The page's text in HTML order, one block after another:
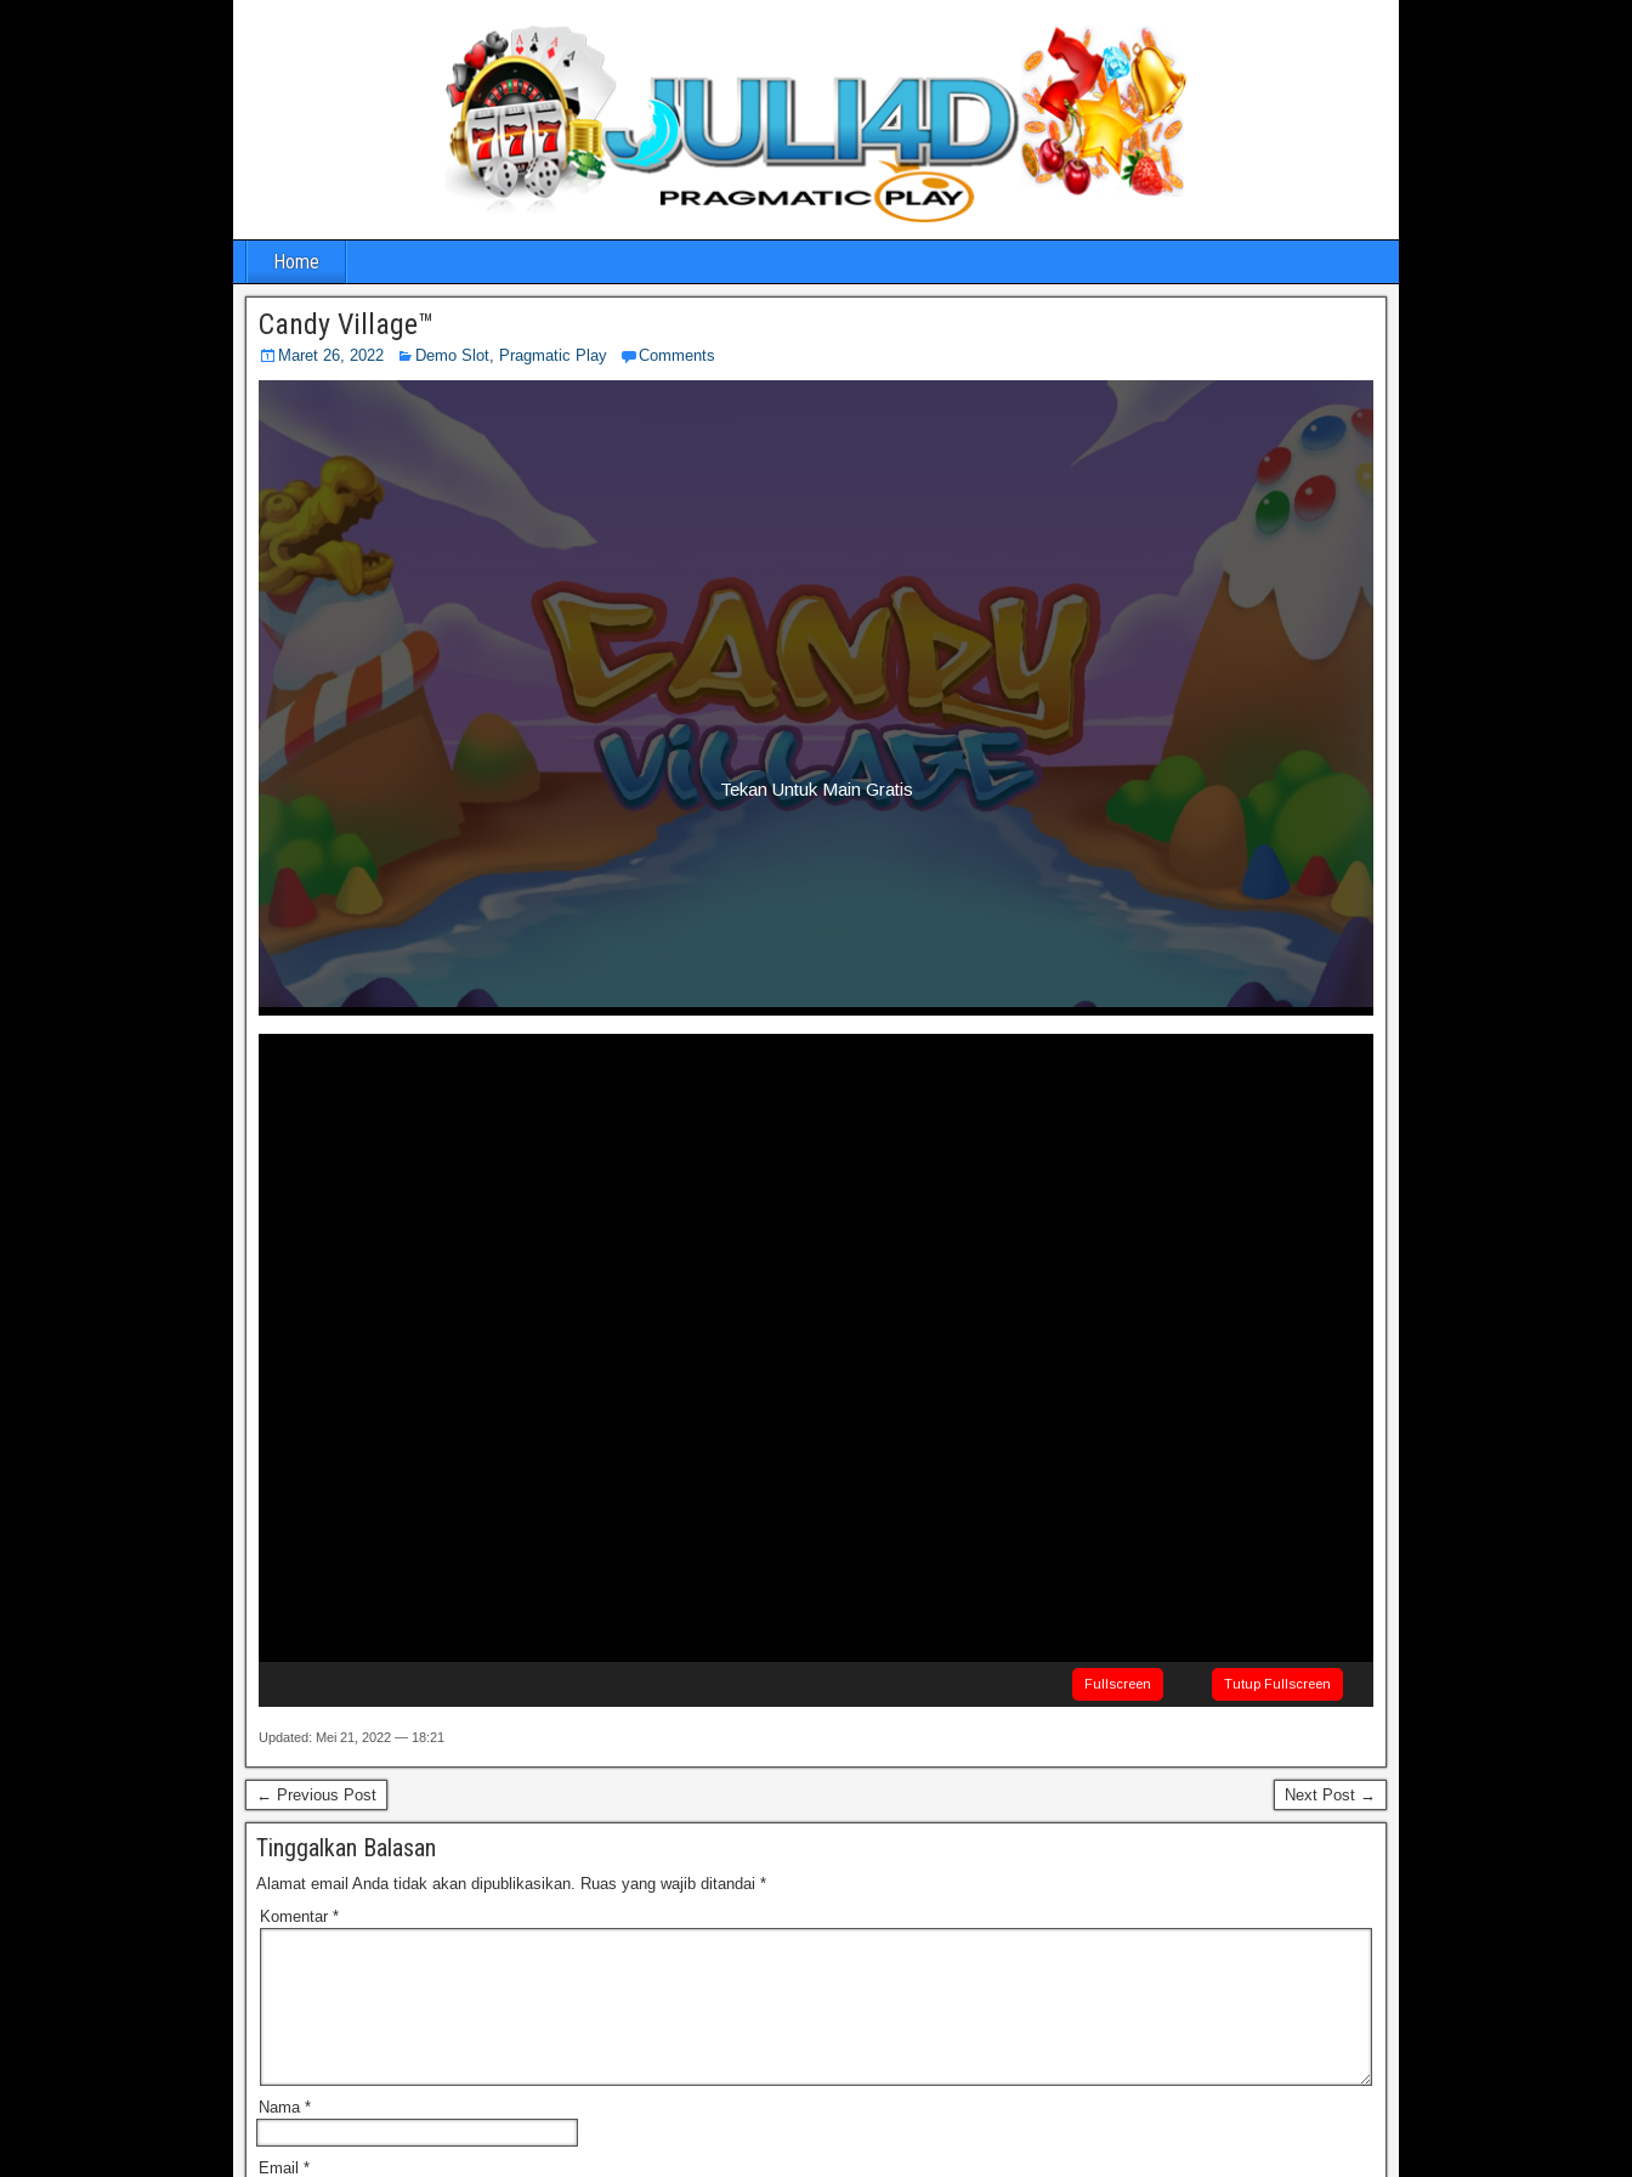
Home
Candy Village™
Maret 26, 2022 Demo Slot, Pragmatic Play Comments
Tekan Untuk Main Gratis
Fullscreen Tutup Fullscreen
Updated: Mei 21, 2022 — 18:21
← Previous Post Next Post →
Tinggalkan Balasan
Alamat email Anda tidak akan dipublikasikan. Ruas yang wajib ditandai *
Komentar *
Nama *
Email *